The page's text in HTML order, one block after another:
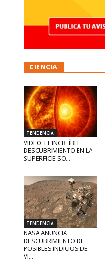
CIENCIA
TENDENCIA
VIDEO: EL INCREÍBLE
DESCUBRIMIENTO EN LA
SUPERFICIE SO...
TENDENCIA
NASA ANUNCIA
DESCUBRIMIENTO DE
POSIBLES INDICIOS DE
VI...